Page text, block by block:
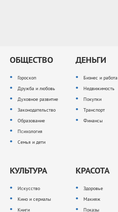
ОБЩЕСТВО
Гороскоп
Дружба и любовь
Духовное развитие
Законодательство
Образование
Психология
Семья и дети
ДЕНЬГИ
Бизнес и работа
Недвижимость
Покупки
Транспорт
Финансы
КУЛЬТУРА
Искусство
Кино и сериалы
Книги
КРАСОТА
Здоровье
Макияж
Показы